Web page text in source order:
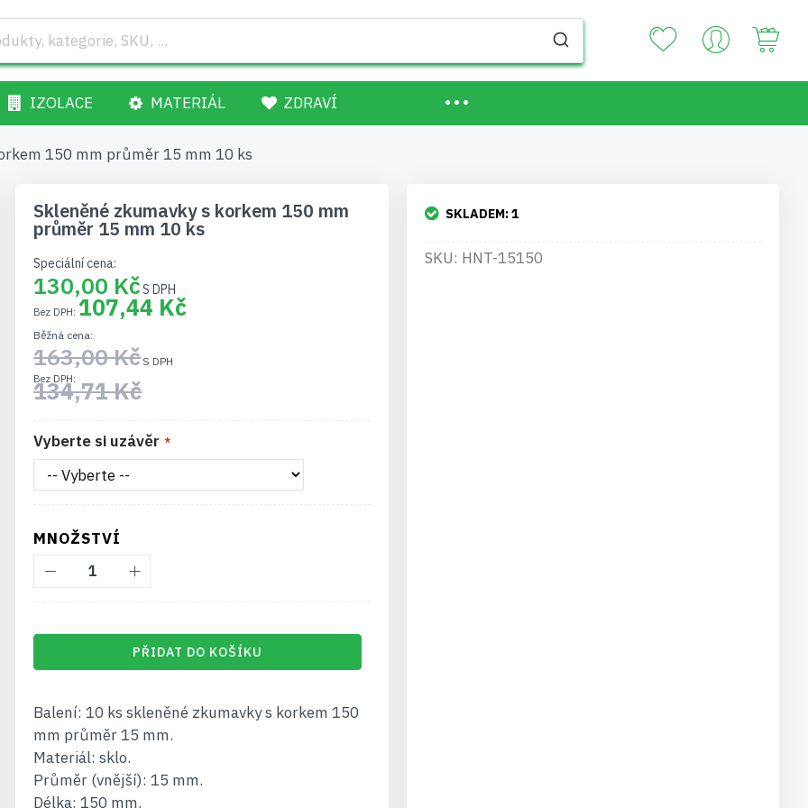
IZOLACE MATERIÁL ZDRAVÍ
150 mm průměr 15 mm 10 ks
Skleněné zkumavky s korkem 150 mm
průměr 15 mm 10 ks
Speciální cena
130,00 Kč
107,44 Kč
Běžná cena
163,00 Kč
134,71 Kč
Vyberte si uzávěr
MNOŽSTVÍ
PŘIDAT DO KOŠÍKU
Balení: 10 ks skleněné zkumavky s korkem 150
mm průměr 15 mm.
Materiál: sklo.
Průměr (vnější): 15 mm.
Délka: 150 mm.
SKLADEM:1
SKU: HNT-15150